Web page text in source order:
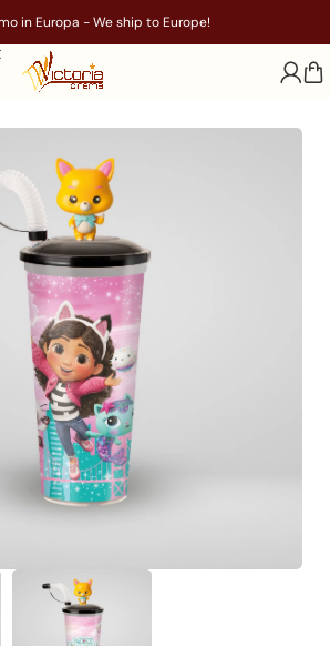
in Europa - We ship to Europe!